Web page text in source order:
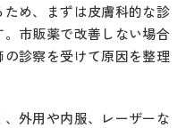
め、まずは皮膚科的な診
市販薬で改善しない場合
診察を受けて原因を整理
外用や内服、レーザーな